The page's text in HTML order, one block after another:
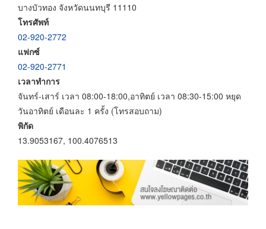
บางบัวทอง จังหวัดนนทบุรี 11110
โทรศัพท์
02-920-2772
แฟกซ์
02-920-2771
เวลาทำการ
จันทร์-เสาร์ เวลา 08:00-18:00,อาทิตย์ เวลา 08:30-15:00 หยุด
วันอาทิตย์ เดือนละ 1 ครั้ง (โทรสอบถาม)
พิกัด
13.9053167, 100.4076513